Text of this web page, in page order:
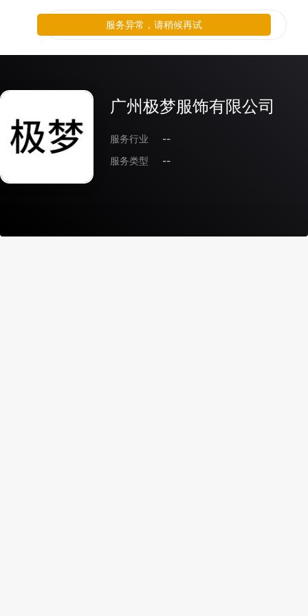
广州极梦服饰有限公司
服务行业
--
服务类型
--
服务异常，请稍候再试